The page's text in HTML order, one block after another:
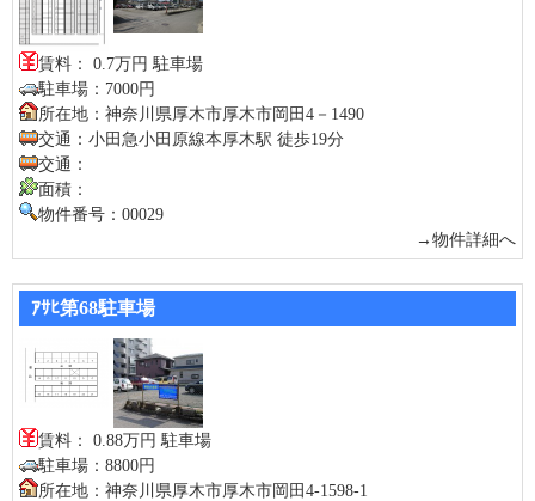
賃料： 0.7万円 駐車場
駐車場：7000円
所在地：神奈川県厚木市厚木市岡田4－1490
交通：小田急小田原線本厚木駅 徒歩19分
交通：
面積：
物件番号：00029
→物件詳細へ
ｱｻﾋ第68駐車場
賃料： 0.88万円 駐車場
駐車場：8800円
所在地：神奈川県厚木市厚木市岡田4-1598-1